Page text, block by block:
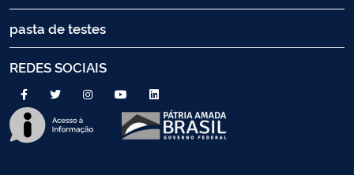
pasta de testes
REDES SOCIAIS